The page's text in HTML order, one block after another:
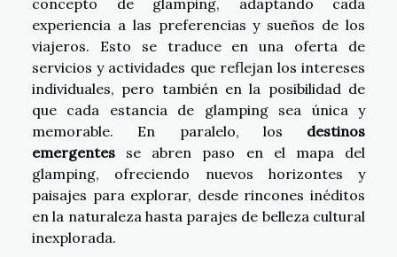
experiencia a las preferencias y sueños de los
viajeros. Esto se traduce en una oferta de
servicios y actividades que reflejan los intereses
individuales, pero también en la posibilidad de
que cada estancia de glamping sea única y
memorable. En paralelo, los destinos
emergentes se abren paso en el mapa del
glamping, ofreciendo nuevos horizontes y
paisajes para explorar, desde rincones inéditos
en la naturaleza hasta parajes de belleza cultural
inexplorada.